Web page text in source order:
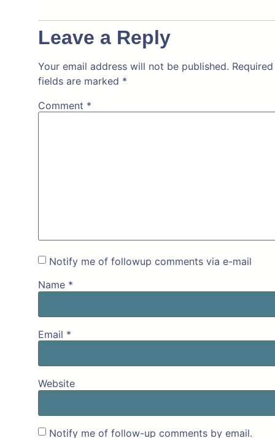
Leave a Reply
Your email address will not be published. Required
fields are marked *
Comment *
Notify me of followup comments via e-mail
Name *
Email *
Website
Notify me of follow-up comments by email.